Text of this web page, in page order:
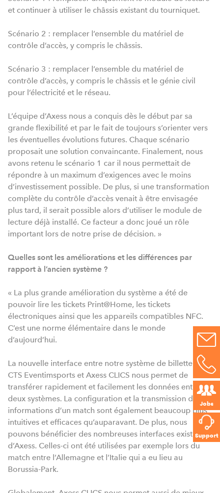
Jobs
Support
et continuer à utiliser le châssis existant du tourniquet.
Scénario 2 : remplacer l’ensemble du matériel de
contrôle d’accès, y compris le châssis.
Scénario 3 : remplacer l’ensemble du matériel de
contrôle d’accès, y compris le châssis et le génie civil
pour l’électricité et le réseau.
L’équipe d’Axess nous a conquis dès le début par sa
grande flexibilité et par le fait de toujours s’orienter vers
les éventuelles évolutions futures. Chaque scénario
proposait une solution convaincante. Finalement, nous
avons retenu le scénario 1 car il nous permettait de
répondre à un maximum d’exigences avec le moins
d’investissement possible. De plus, si une transformation
complète du contrôle d’accès venait à être envisagée
plus tard, il serait possible alors d’utiliser le module de
lecture déjà installé. Ce facteur a donc joué un rôle
important lors de notre prise de décision. »
Quelles sont les améliorations et les différences par
rapport à l’ancien système ?
« La plus grande amélioration du système a été de
pouvoir lire les tickets Print@Home, les tickets
électroniques ainsi que les appareils compatibles NFC.
C’est une norme élémentaire dans le monde
d’aujourd’hui.
La nouvelle interface entre notre système de billetterie
CTS Eventimsports et Axess CLICS nous permet de
transférer rapidement et facilement les données entre les
deux systèmes. La configuration et la transmission des
informations d’un match sont également beaucoup plus
intuitives et efficaces qu’auparavant. De plus, nous
pouvons bénéficier des nombreuses interfaces existantes
d’Axess. Celles-ci ont été utilisées par exemple lors du
match entre l’Allemagne et l’Italie qui a eu lieu au
Borussia-Park.